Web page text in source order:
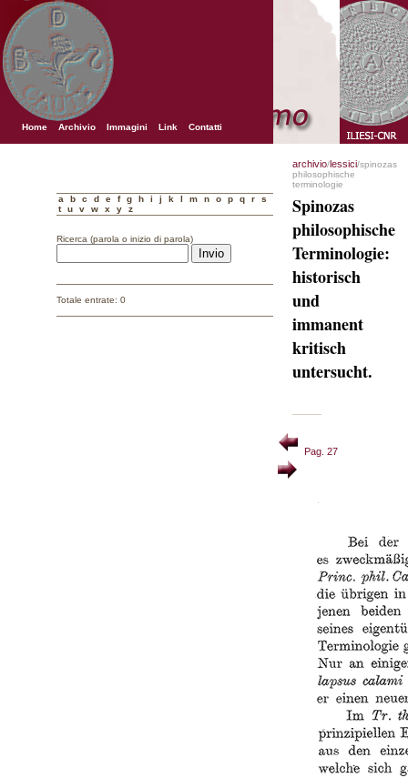
Home Archivio Immagini Link Contatti
a b c d e f g h i j k l m n o p q r
s
t
u v w x y z
Ricerca (parola o inizio di parola)
Totale entrate: 0
archivio/lessici/spinozas
philosophische
terminologie
Spinozas
philosophische
Terminologie:
historisch
und
immanent
kritisch
untersucht.
Pag. 27